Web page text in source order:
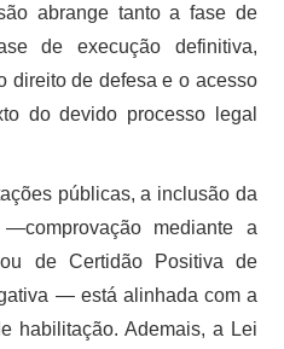
abrange tanto a fase de
de execução definitiva,
direito de defesa e o acesso
do devido processo legal
públicas, a inclusão da
—comprovação mediante a
de Certidão Positiva de
— está alinhada com a
habilitação. Ademais, a Lei